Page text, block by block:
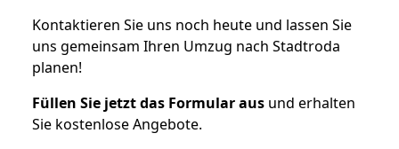
Kontaktieren Sie uns noch heute und lassen Sie
uns gemeinsam Ihren Umzug nach Stadtroda
planen!
Füllen Sie jetzt das Formular aus und erhalten
Sie kostenlose Angebote.